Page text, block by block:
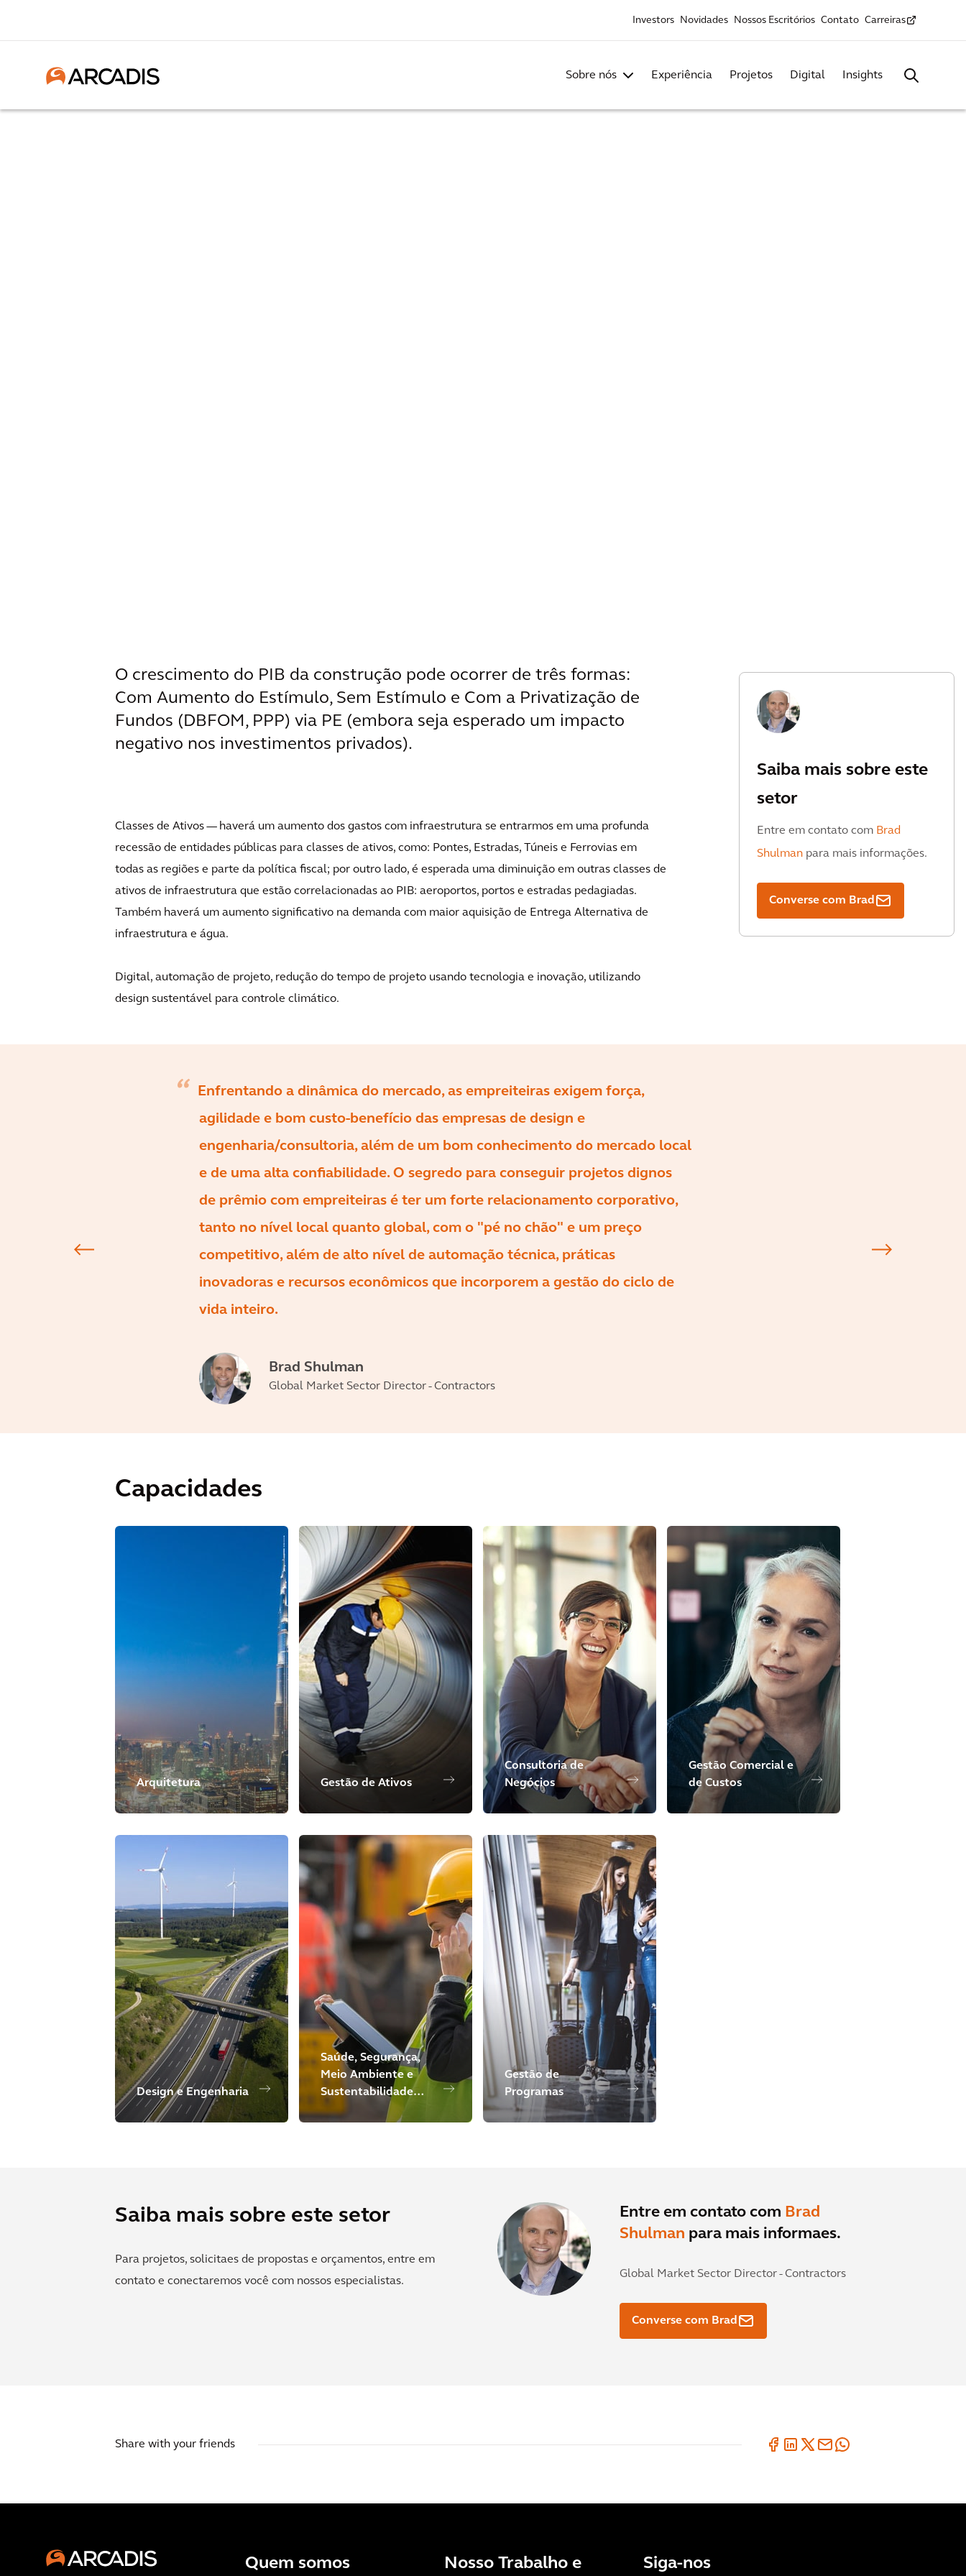
Investors Novidades Nossos Escritórios Contato Carreiras
Sobre nós Experiência Projetos Digital Insights
O crescimento do PIB da construção pode ocorrer de três formas:
Com Aumento do Estímulo, Sem Estímulo e Com a Privatização de
Fundos (DBFOM, PPP) via PE (embora seja esperado um impacto
negativo nos investimentos privados).
Classes de Ativos — haverá um aumento dos gastos com infraestrutura se entrarmos em uma profunda
recessão de entidades públicas para classes de ativos, como: Pontes, Estradas, Túneis e Ferrovias em
todas as regiões e parte da política fiscal; por outro lado, é esperada uma diminuição em outras classes de
ativos de infraestrutura que estão correlacionadas ao PIB: aeroportos, portos e estradas pedagiadas.
Também haverá um aumento significativo na demanda com maior aquisição de Entrega Alternativa de
infraestrutura e água.
Digital, automação de projeto, redução do tempo de projeto usando tecnologia e inovação, utilizando
design sustentável para controle climático.
Saiba mais sobre este
setor
Entre em contato com Brad
Shulman para mais informações.
Converse com Brad
Enfrentando a dinâmica do mercado, as empreiteiras exigem força,
agilidade e bom custo-benefício das empresas de design e
engenharia/consultoria, além de um bom conhecimento do mercado local
e de uma alta confiabilidade. O segredo para conseguir projetos dignos
de prêmio com empreiteiras é ter um forte relacionamento corporativo,
tanto no nível local quanto global, com o "pé no chão" e um preço
competitivo, além de alto nível de automação técnica, práticas
inovadoras e recursos econômicos que incorporem a gestão do ciclo de
vida inteiro.
Brad Shulman
Global Market Sector Director - Contractors
Capacidades
Arquitetura Gestão de Ativos
Consultoria de
Negócios
Gestão Comercial e
de Custos
Design e Engenharia
Saúde, Segurança,
Meio Ambiente e
Sustentabilidade
Digital
Gestão de
Programas
Saiba mais sobre este setor
Para projetos, solicitaes de propostas e orçamentos, entre em
contato e conectaremos você com nossos especialistas.
Entre em contato com Brad
Shulman para mais informaes.
Global Market Sector Director - Contractors
Converse com Brad
Share with your friends
Quem somos Nosso Trabalho e Siga-nos